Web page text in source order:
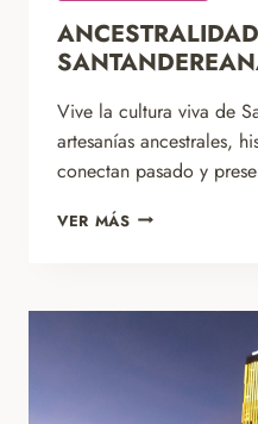
ANCESTRALIDAD
Vive la cultura viva de
artesanías ancestrales,
conectan pasado y
VER MÁSANCESTRALIDAD